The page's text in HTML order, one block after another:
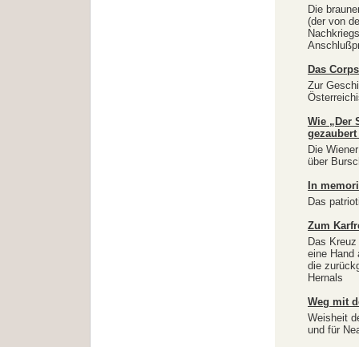
Die
(der von
Das
Zur
Wie „Der
gezaubert
Die
über
In
Das
Zum
Das
eine Hand
die
Hernals
Weg mit
Weisheit
und für